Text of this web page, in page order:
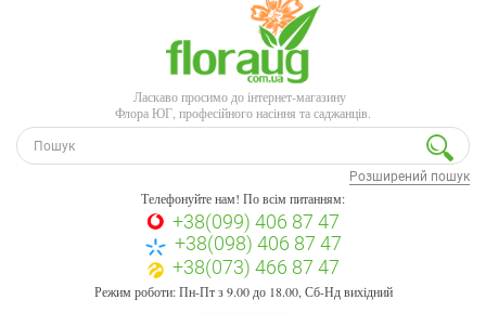
Ласкаво просимо до інтернет-магазину
Флора ЮГ, професійного насіння та саджанців.
Розширений пошук
Телефонуйте нам! По всім питанням:
+38(099) 406 87 47
+38(098) 406 87 47
+38(073) 466 87 47
Режим роботи: Пн-Пт з 9.00 до 18.00, Сб-Нд вихідний